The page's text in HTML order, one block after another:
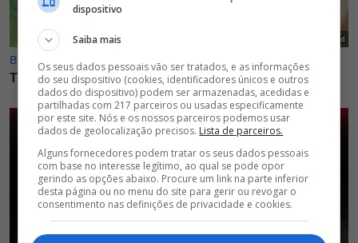
dispositivo
Saiba mais
Os seus dados pessoais vão ser tratados, e as informações
do seu dispositivo (cookies, identificadores únicos e outros
dados do dispositivo) podem ser armazenadas, acedidas e
partilhadas com 217 parceiros ou usadas especificamente
por este site. Nós e os nossos parceiros podemos usar
dados de geolocalização precisos. Lista de parceiros.
Alguns fornecedores podem tratar os seus dados pessoais
com base no interesse legítimo, ao qual se pode opor
gerindo as opções abaixo. Procure um link na parte inferior
desta página ou no menu do site para gerir ou revogar o
consentimento nas definições de privacidade e cookies.